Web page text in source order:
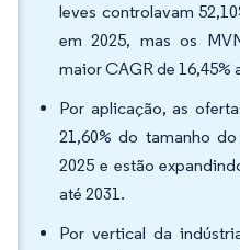
leves controlavam
em 2025, mas os
maior CAGR de 16,45%
Por aplicação, as
21,60% do tamanho
2025 e estão
até 2031.
Por vertical da